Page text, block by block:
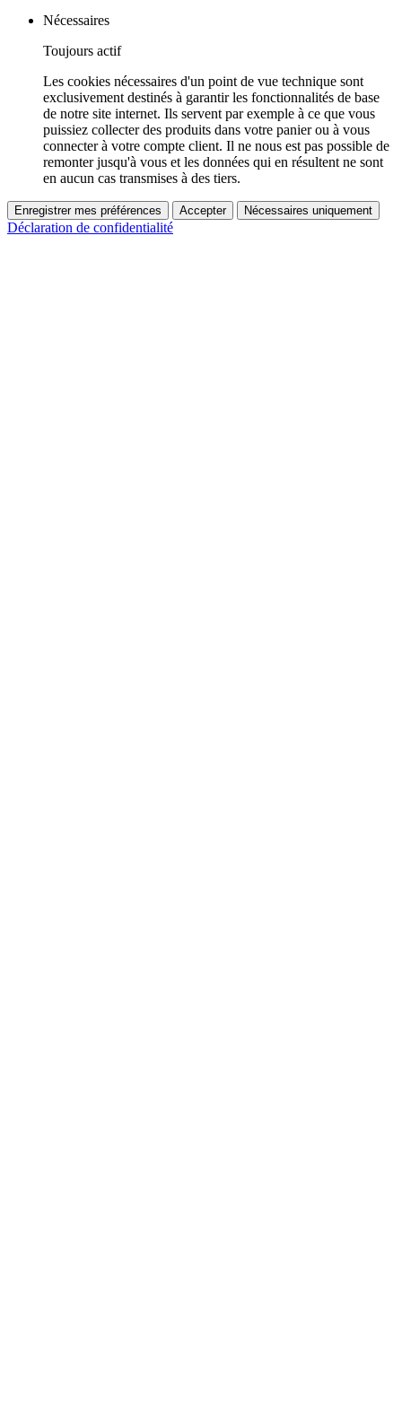
Nécessaires
Toujours actif
Les cookies nécessaires d'un point de vue technique sont
exclusivement destinés à garantir les fonctionnalités de base
de notre site internet. Ils servent par exemple à ce que vous
puissiez collecter des produits dans votre panier ou à vous
connecter à votre compte client. Il ne nous est pas possible de
remonter jusqu'à vous et les données qui en résultent ne sont
en aucun cas transmises à des tiers.
Enregistrer mes préférences Accepter Nécessaires uniquement
Déclaration de confidentialité